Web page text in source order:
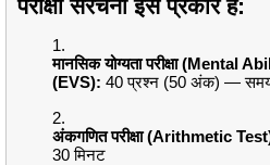
परीक्षा संरचना इस प्रकार है:
मानसिक योग्यता परीक्षा (Mental
(EVS): 40 प्रश्न (50 अंक) —
अंकगणित परीक्षा (Arithmetic
30 मिनट